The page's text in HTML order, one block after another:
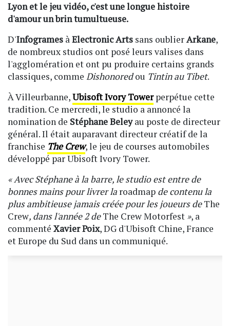
Lyon et le jeu vidéo, c'est une longue histoire
d'amour un brin tumultueuse.
D'Infogrames àElectronic Arts sans oublierArkane,
de nombreux studios ont posé leurs valises dans
l'agglomération et ont pu produire certains grands
classiques, comme Dishonoredou Tintin au Tibet.
À Villeurbanne,Ubisoft Ivory Towerperpétue cette
tradition. Ce mercredi, le studio a annoncé la
nomination de Stéphane Beleyau poste de directeur
général. Il était auparavant directeur créatif de la
franchise The Crew, le jeu de courses automobiles
développé par Ubisoft Ivory Tower.
« Avec Stéphane à la barre, le studio est entre de
bonnes mains pour livrer la roadmap de contenu la
plus ambitieuse jamais créée pour les joueurs deThe
Crew, dans l'année 2 deThe Crew Motorfest », a
commenté Xavier Poix, DG d'Ubisoft Chine, France
et Europe du Sud dans un communiqué.